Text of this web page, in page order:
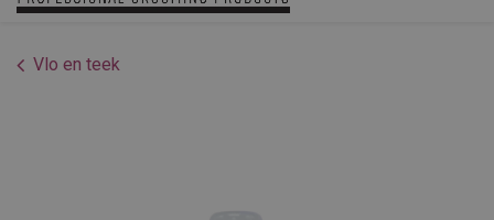
Vlo en teek